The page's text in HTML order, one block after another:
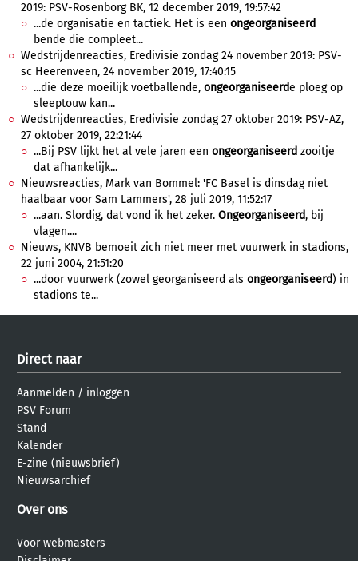
2019: PSV-Rosenborg BK, 12 december 2019, 19:57:42
...de organisatie en tactiek. Het is een ongeorganiseerd
bende die compleet...
Wedstrijdenreacties, Eredivisie zondag 24 november 2019: PSV-
sc Heerenveen, 24 november 2019, 17:40:15
...die deze moeilijk voetballende, ongeorganiseerde ploeg op
sleeptouw kan...
Wedstrijdenreacties, Eredivisie zondag 27 oktober 2019: PSV-AZ,
27 oktober 2019, 22:21:44
...Bij PSV lijkt het al vele jaren een ongeorganiseerd zooitje
dat afhankelijk...
Nieuwsreacties, Mark van Bommel: 'FC Basel is dinsdag niet
haalbaar voor Sam Lammers', 28 juli 2019, 11:52:17
...aan. Slordig, dat vond ik het zeker. Ongeorganiseerd, bij
vlagen....
Nieuws, KNVB bemoeit zich niet meer met vuurwerk in stadions,
22 juni 2004, 21:51:20
...door vuurwerk (zowel georganiseerd als ongeorganiseerd) in
stadions te...
Direct naar
Aanmelden / inloggen
PSV Forum
Stand
Kalender
E-zine (nieuwsbrief)
Nieuwsarchief
Over ons
Voor webmasters